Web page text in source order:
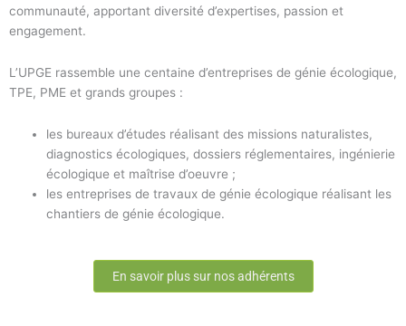
communauté, apportant diversité d’expertises, passion et
engagement.
L’UPGE rassemble une centaine d’entreprises de génie écologique,
TPE, PME et grands groupes :
les bureaux d’études réalisant des missions naturalistes,
diagnostics écologiques, dossiers réglementaires, ingénierie
écologique et maîtrise d’oeuvre ;
les entreprises de travaux de génie écologique réalisant les
chantiers de génie écologique.
En savoir plus sur nos adhérents